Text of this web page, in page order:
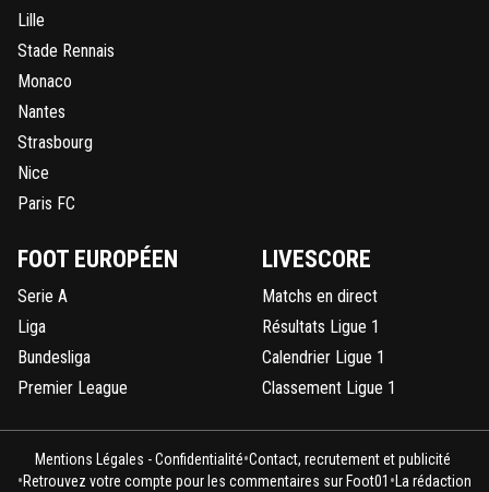
Lille
Stade Rennais
Monaco
Nantes
Strasbourg
Nice
Paris FC
FOOT EUROPÉEN
Serie A
Liga
Bundesliga
Premier League
LIVESCORE
Matchs en direct
Résultats Ligue 1
Calendrier Ligue 1
Classement Ligue 1
Mentions Légales - Confidentialité•Contact, recrutement et publicité
•Retrouvez votre compte pour les commentaires sur Foot01 • La rédaction